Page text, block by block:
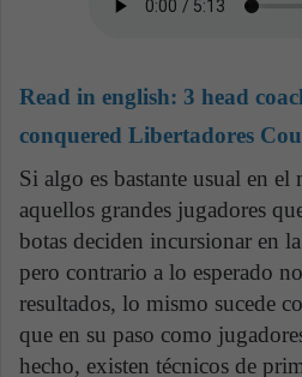
Read in english: 3 head
conquered Libertadores
Si algo es bastante usual en
aquellos grandes jugadores
botas deciden incursionar en
pero contrario a lo esperado
resultados, lo mismo sucede
que en su paso como
hecho, existen técnicos de